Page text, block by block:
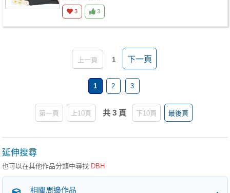
3 3
上一頁 1 下一頁
1 2 3
第一頁 上10頁 共 3 頁 下10頁 最後頁
延伸搜尋
也可以在其他作品分類中尋找 DBH
相關周邊作品